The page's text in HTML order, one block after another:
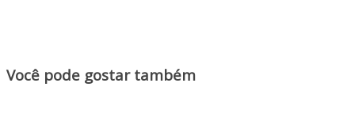
Você pode gostar também